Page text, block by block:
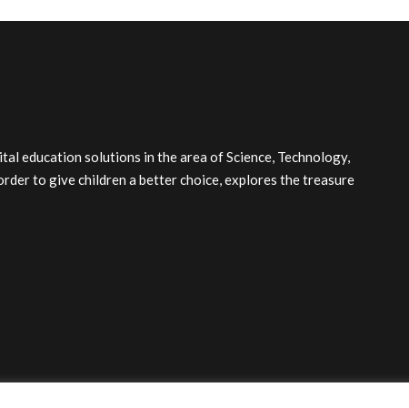
education solutions in the area of Science, Technology,
to give children a better choice, explores the treasure